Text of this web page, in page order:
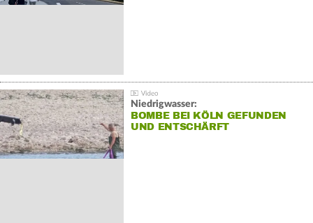
Niedrigwasser:
BOMBE BEI KÖLN GEFUNDEN
UND ENTSCHÄRFT